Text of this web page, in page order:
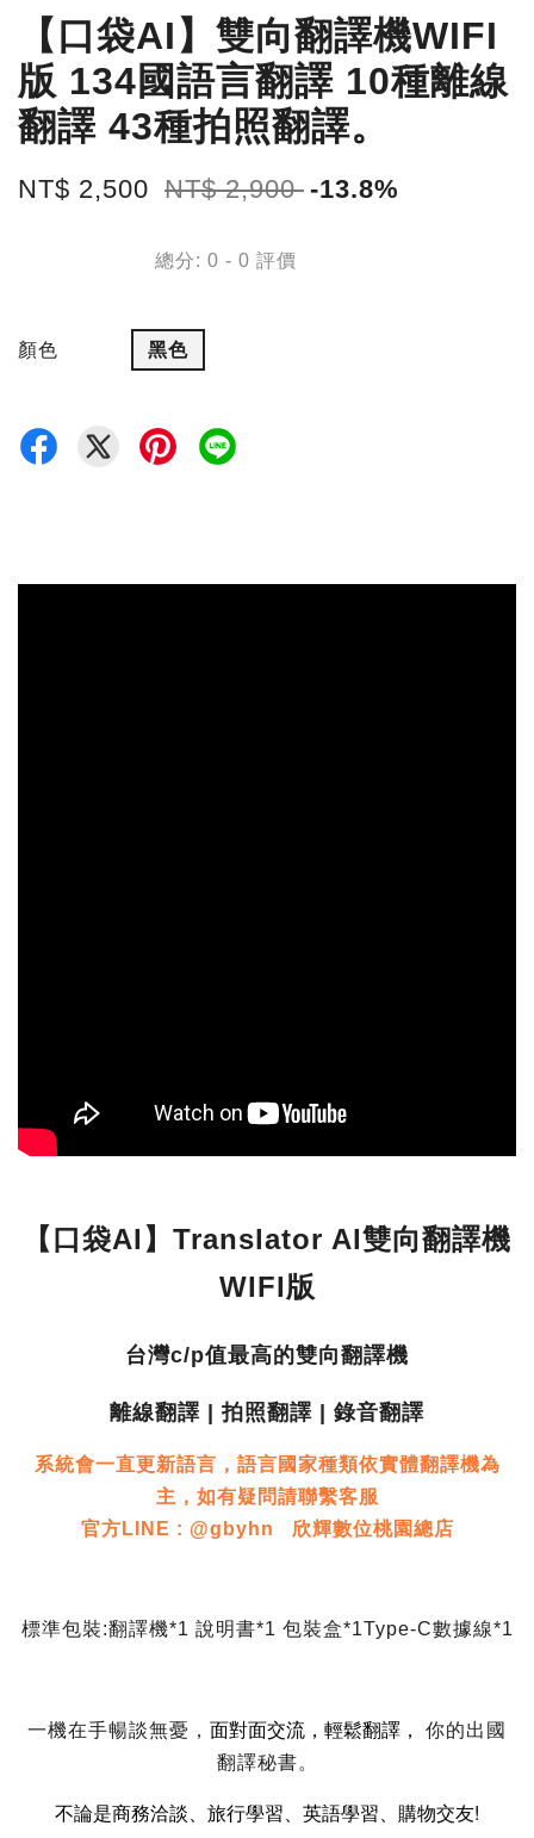
【口袋AI】雙向翻譯機WIFI
版 134國語言翻譯 10種離線
翻譯 43種拍照翻譯。
NT$ 2,500 NT$ 2,900 -13.8%
總分: 0 - 0 評價
顏色 黑色
【口袋AI】Translator AI雙向翻譯機
WIFI版
台灣c/p值最高的雙向翻譯機
離線翻譯 | 拍照翻譯 | 錄音翻譯
系統會一直更新語言，語言國家種類依實體翻譯機為
主，如有疑問請聯繫客服
官方LINE : @gbyhn 欣輝數位桃園總店
標準包裝:翻譯機*1 說明書*1 包裝盒*1Type-C數據線*1
一機在手暢談無憂， 面對面交流，輕鬆翻譯，
你的出國
翻譯秘書。
不論是商務洽談、旅行學習、英語學習、購物交友!